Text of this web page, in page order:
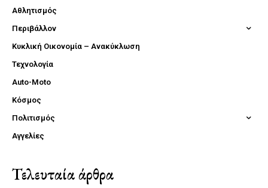
Αθλητισμός
Περιβάλλον
Κυκλική Οικονομία – Ανακύκλωση
Τεχνολογία
Auto-Moto
Κόσμος
Πολιτισμός
Αγγελίες
Τελευταία άρθρα